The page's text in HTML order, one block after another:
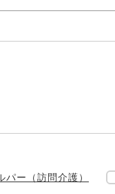
パー（訪問介護）